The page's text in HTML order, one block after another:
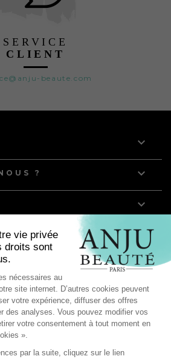
SERVICE
CLIENT
beaute.com

? 

ARTICLES
pour les chiens et chats à
de l'équipe de France d'Agility
mondiales !